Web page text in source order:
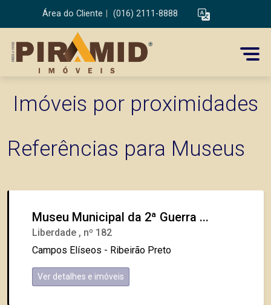
Área do Cliente (016) 2111-8888
Imóveis por proximidades
Referências para Museus
Museu Municipal da 2ª Guerra ...
Liberdade , nº 182
Campos Elíseos - Ribeirão Preto
Ver detalhes e imóveis